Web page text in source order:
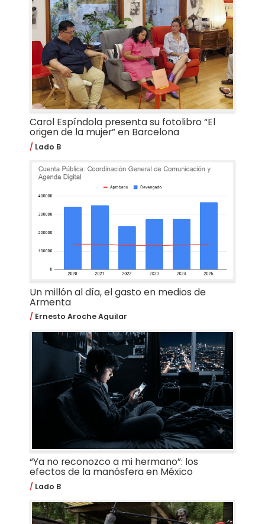
Carol Espíndola presenta su fotolibro “El
origen de la mujer” en Barcelona
Lado B
Un millón al día, el gasto en medios de
Armenta
Ernesto Aroche Aguilar
“Ya no reconozco a mi hermano”: los
efectos de la manósfera en México
Lado B